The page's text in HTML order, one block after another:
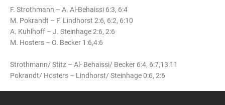
F. Strothmann – A. Al-Behaissi 6:3, 6:4
M. Pokrandt – F. Lindhorst 2:6, 6:2, 6:10
A. Kuhlhoff – J. Steinhage 2:6, 2:6
M. Hosters – O. Becker 1:6,4:6
Strothmann/ Stitz – Al- Behaissi/ Becker 6:4, 6:7,13:11
Pokrandt/ Hosters – Lindhorst/ Steinhage 0:6, 2:6